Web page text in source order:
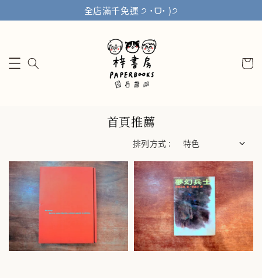
全店滿千免運 ੭ ˙ᗜ˙ )੭
首頁推薦
排列方式 :